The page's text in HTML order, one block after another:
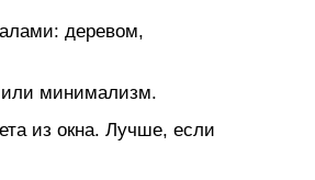
деревом,
или минимализм.
из окна. Лучше, если